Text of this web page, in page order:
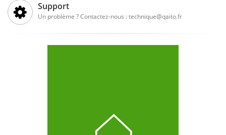
Support
Un problème ? Contactez-nous : technique@qaito.fr